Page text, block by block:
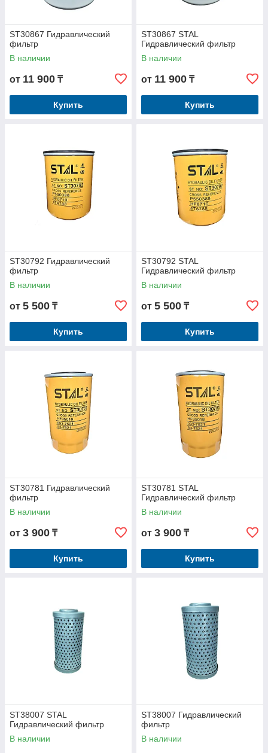
ST30867 Гидравлический
фильтр
В наличии
от 11 900 ₸
Купить
ST30867 STAL
Гидравлический фильтр
В наличии
от 11 900 ₸
Купить
ST30792 Гидравлический
фильтр
В наличии
от 5 500 ₸
Купить
ST30792 STAL
Гидравлический фильтр
В наличии
от 5 500 ₸
Купить
ST30781 Гидравлический
фильтр
В наличии
от 3 900 ₸
Купить
ST30781 STAL
Гидравлический фильтр
В наличии
от 3 900 ₸
Купить
ST38007 STAL
Гидравлический фильтр
В наличии
ST38007 Гидравлический
фильтр
В наличии